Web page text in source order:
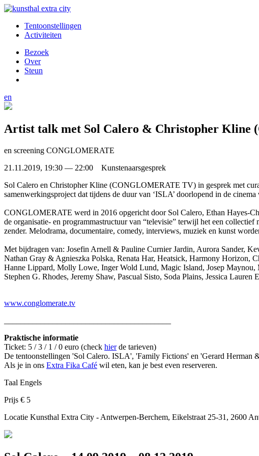
Tentoonstellingen
Activiteiten
Bezoek
Over
Steun
en
Artist talk met Sol Calero & Christopher Kline
en screening CONGLOMERATE
21.11.2019, 19:30 — 22:00 Kunstenaarsgesprek
Sol Calero en Christopher Kline (CONGLOMERATE TV) in gesprek met
samenwerkingsproject dat tijdens de duur van ‘ISLA’ doorlopend in de
CONGLOMERATE werd in 2016 opgericht door Sol Calero, Ethan Hayes-
de organisatie- en programmastructuur van “televisie” terwijl het een
zender. Melodrama, documentaire, comedy, interviews, muziek en kunst
Met bijdragen van: Josefin Arnell & Pauline Curnier Jardin, Aurora Sander,
Nathan Gray & Agnieszka Polska, Renata Har, Heatsick, Harmony
Hanne Lippard, Molly Lowe, Inger Wold Lund, Magic Island, Josep Maynou,
Stephen G. Rhodes, Jeremy Shaw, Pascual Sisto, Soda Plains, Jessica
www.conglomerate.tv
Praktische informatie
Ticket: 5 / 3 / 1 / 0 euro (check hierde tarieven)
De tentoonstellingen 'Sol Calero. ISLA', 'Family Fictions' en 'Gerard Herman
Als je in ons Extra Fika Café wil eten, kan je best even reserveren.
Taal Engels
Prijs € 5
Locatie Kunsthal Extra City - Antwerpen-Berchem, Eikelstraat 25-31, 2600